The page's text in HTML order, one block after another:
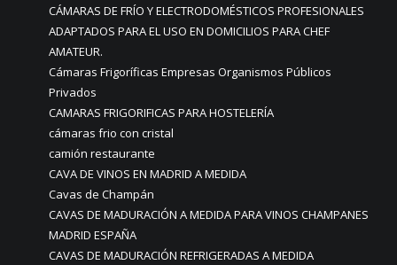
CÁMARAS DE FRÍO Y ELECTRODOMÉSTICOS PROFESIONALES
ADAPTADOS PARA EL USO EN DOMICILIOS PARA CHEF
AMATEUR.
Cámaras Frigoríficas Empresas Organismos Públicos
Privados
CAMARAS FRIGORIFICAS PARA HOSTELERÍA
cámaras frio con cristal
camión restaurante
CAVA DE VINOS EN MADRID A MEDIDA
Cavas de Champán
CAVAS DE MADURACIÓN A MEDIDA PARA VINOS CHAMPANES
MADRID ESPAÑA
CAVAS DE MADURACIÓN REFRIGERADAS A MEDIDA